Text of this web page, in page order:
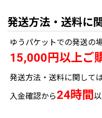
発送方法・送料に
ゆうパケットでの発送の
15,000円以上ご
発送方法・送料に関して
入金確認から24時間